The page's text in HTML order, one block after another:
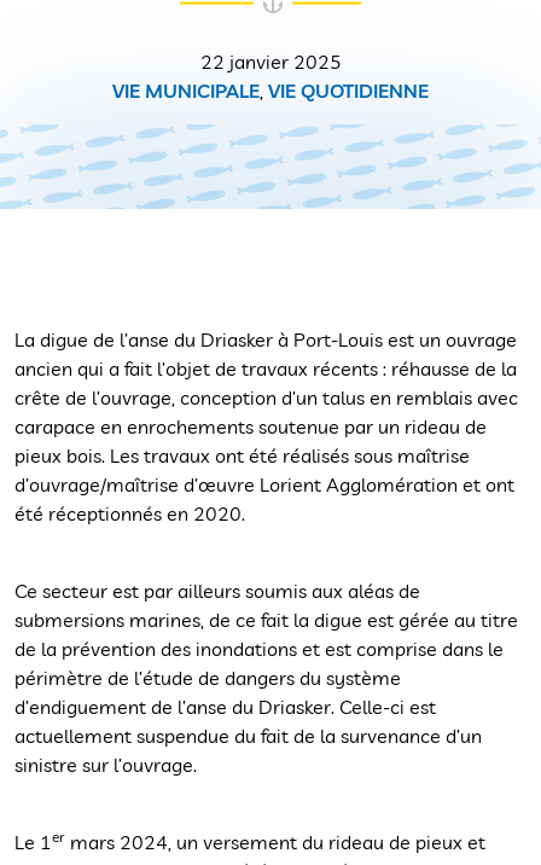
22 janvier 2025
VIE MUNICIPALE, VIE QUOTIDIENNE
La digue de l’anse du Driasker à Port-Louis est un ouvrage
ancien qui a fait l’objet de travaux récents : réhausse de la
crête de l’ouvrage, conception d’un talus en remblais avec
carapace en enrochements soutenue par un rideau de
pieux bois. Les travaux ont été réalisés sous maîtrise
d’ouvrage/maîtrise d’œuvre Lorient Agglomération et ont
été réceptionnés en 2020.
Ce secteur est par ailleurs soumis aux aléas de
submersions marines, de ce fait la digue est gérée au titre
de la prévention des inondations et est comprise dans le
périmètre de l’étude de dangers du système
d’endiguement de l’anse du Driasker. Celle-ci est
actuellement suspendue du fait de la survenance d’un
sinistre sur l’ouvrage.
Le 1er mars 2024, un versement du rideau de pieux et